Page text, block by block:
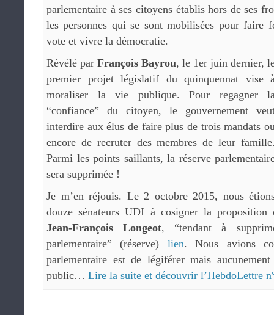
parlementaire à ses citoyens établis hors de ses
les personnes qui se sont mobilisées pour faire
vote et vivre la démocratie.
Révélé par François Bayrou, le 1er juin dernier,
premier projet législatif du quinquennat vise
moraliser la vie publique. Pour regagner
“confiance” du citoyen, le gouvernement
interdire aux élus de faire plus de trois mandats
encore de recruter des membres de leur
Parmi les points saillants, la réserve
sera supprimée !
Je m’en réjouis. Le 2 octobre 2015, nous
douze sénateurs UDI à cosigner la
Jean-François Longeot, “tendant à
parlementaire” (réserve) lien. Nous avions
parlementaire est de légiférer mais
public… Lire la suite et découvrir l’HebdoLettre